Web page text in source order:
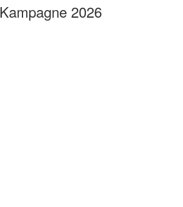
Kampagne 2026